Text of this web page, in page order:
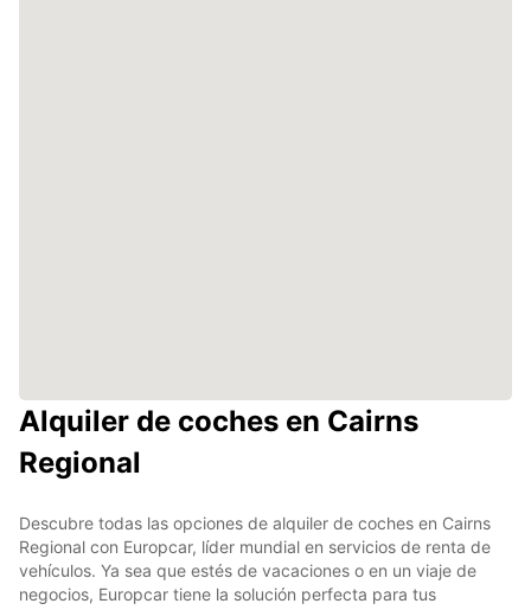
Alquiler de coches en Cairns
Regional
Descubre todas las opciones de alquiler de coches en Cairns
Regional con Europcar, líder mundial en servicios de renta de
vehículos. Ya sea que estés de vacaciones o en un viaje de
negocios, Europcar tiene la solución perfecta para tus